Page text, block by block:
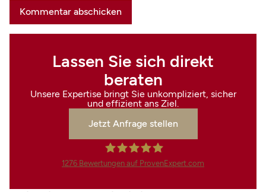
Lassen Sie sich direkt
beraten
Unsere Expertise bringt Sie unkompliziert, sicher
und effizient ans Ziel.
Jetzt Anfrage stellen
1276 Bewertungen auf ProvenExpert.com